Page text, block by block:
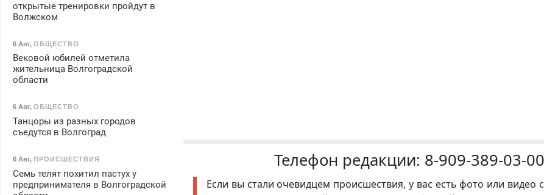
Телефон редакции: 8-909-389-03-00
Если вы стали очевидцем происшествия, у вас есть фото или видео
открытые тренировки пройдут в
Волжском
6 Авг, ОБЩЕСТВО
Вековой юбилей отметила
жительница Волгоградской
области
6 Авг, ОБЩЕСТВО
Танцоры из разных городов
съедутся в Волгоград
6 Авг, ПРОИСШЕСТВИЯ
Семь телят похитил пастух у
предпринимателя в Волгоградской